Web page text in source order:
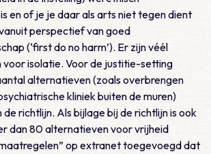
en of je je daar als arts niet tegen dient
perspectief van goed
(‘first do no harm’). Er zijn véél
isolatie. Voor de justitie-setting
alternatieven (zoals overbrengen
kliniek buiten de muren)
de richtlijn. Als bijlage bij de richtlijn is ook
dan 80 alternatieven voor vrijheid
op extranet toegevoegd dat